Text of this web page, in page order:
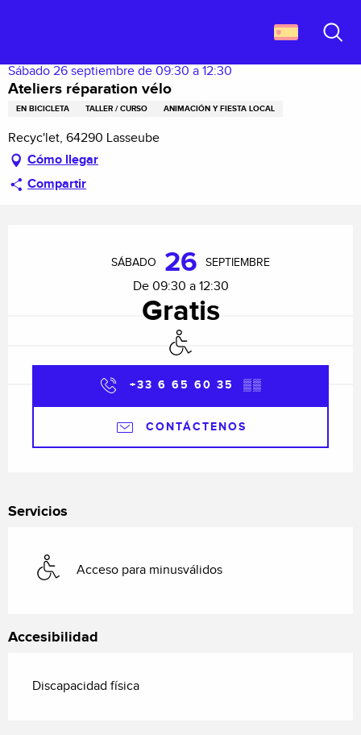
principal
Sábado 26 septiembre de 09:30 a 12:30
Ateliers réparation vélo
EN BICICLETA TALLER / CURSO ANIMACIÓN Y FIESTA LOCAL
Recyc'let, 64290 Lasseube
Cómo llegar
Compartir
SÁBADO 26 SEPTIEMBRE
De 09:30 a 12:30
Gratis
Acceso para minusválidos
+33 6 65 60 35 ▒▒
CONTÁCTENOS
Servicios
Acceso para minusválidos
Accesibilidad
Discapacidad física